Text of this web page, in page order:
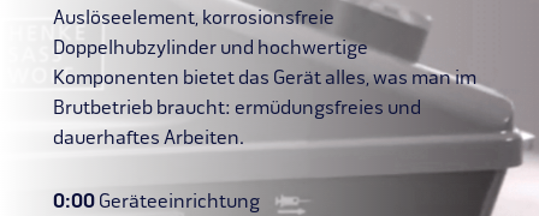
Auslöseelement, korrosionsfreie
Doppelhubzylinder und hochwertige
Komponenten bietet das Gerät alles, was man im
Brutbetrieb braucht: ermüdungsfreies und
dauerhaftes Arbeiten.
0:00 Geräteeinrichtung